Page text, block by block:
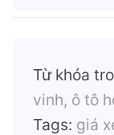
Từ khóa
vinh, ô tô
Tags: giá